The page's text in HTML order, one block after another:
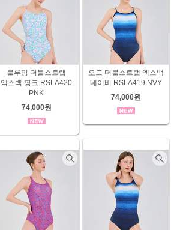
블루밍 더블스트랩
엑스백 핑크 RSLA420
PNK
74,000원
오드 더블스트랩 엑스백
네이비 RSLA419 NVY
74,000원